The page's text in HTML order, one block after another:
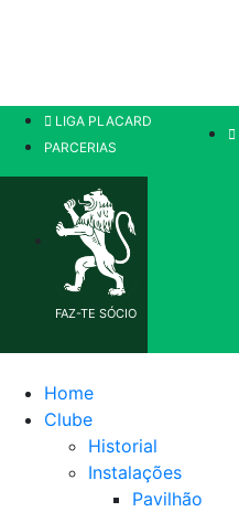
LIGA PLACARD
PARCERIAS
FAZ-TE SÓCIO
Home
Clube
Historial
Instalações
Pavilhão